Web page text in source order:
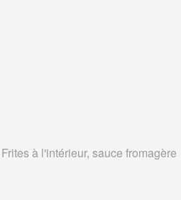
Frites à l'intérieur, sauce fromagère